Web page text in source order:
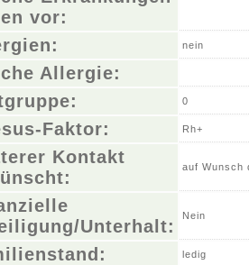
vor:
nein
Allergie:
0
Faktor: Rh+
Kontakt
auf Wunsch
Unterhalt:
Nein
ledig